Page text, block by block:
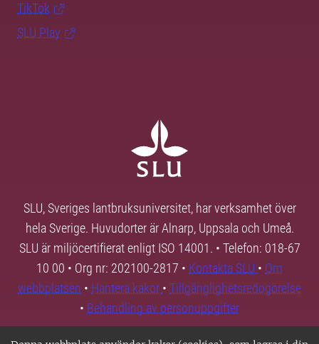
TikTok
SLU Play
SLU, Sveriges lantbruksuniversitet, har verksamhet över
hela Sverige. Huvudorter är Alnarp, Uppsala och Umeå.
SLU är miljöcertifierat enligt ISO 14001. • Telefon: 018-67
10 00 • Org nr: 202100-2817 • Kontakta SLU • Om
webbplatsen • Hantera kakor • Tillgänglighetsredogörelse
• Behandling av personuppgifter